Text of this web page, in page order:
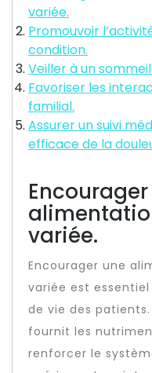
variée.
Promouvoir
condition.
Veiller à un
Favoriser les
familial.
Assurer un suivi
efficace de la
variée.
Encourager une
variée est
de vie des
fournit les
renforcer le